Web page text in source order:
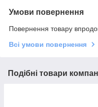
Умови повернення
Повернення товару
Всі умови повернення
Подібні товари